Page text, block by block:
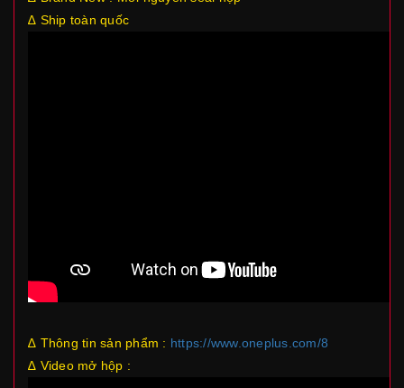
∆ Ship toàn quốc
∆ Thông tin sản phẩm : https://www.oneplus.com/8
∆ Video mở hộp :